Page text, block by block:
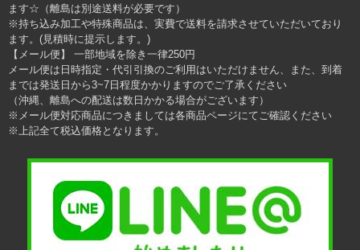
ます☆（離島は別途送料が必要です）
※持ち込み加工や特殊商品は、実費で送料を請求させていただいており
ます。(見積時に提示します。)
【メール便】 一部地域を除き一律250円
メール便は日時指定・代引引換のご利用はいただけません、また、到着
までは発送日から3~7日程度かかりますのでご了承ください
（沖縄、離島への配送は数日かかる場合がございます）
※メール便対応商品につきましては各商品ページにてご確認ください
※上記全て税込価格となります。